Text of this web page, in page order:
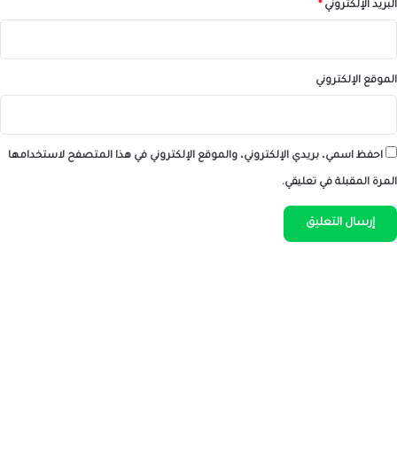
البريد الإلكتروني*
الموقع الإلكتروني
احفظ اسمي، بريدي الإلكتروني، والموقع الإلكتروني في هذا المتصفح لاستخدامها
المرة المقبلة في تعليقي.